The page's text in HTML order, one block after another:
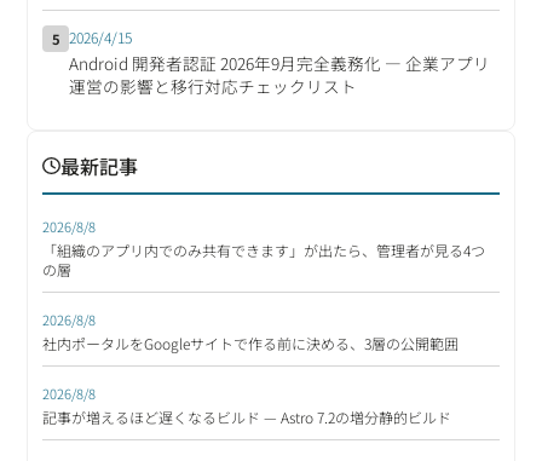
5 2026/4/15
Android 開発者認証 2026年9月完全義務化 ― 企業アプリ
運営の影響と移行対応チェックリスト
最新記事
2026/8/8
「組織のアプリ内でのみ共有できます」が出たら、管理者が見る4つ
の層
2026/8/8
社内ポータルをGoogleサイトで作る前に決める、3層の公開範囲
2026/8/8
記事が増えるほど遅くなるビルド — Astro 7.2の増分静的ビルド